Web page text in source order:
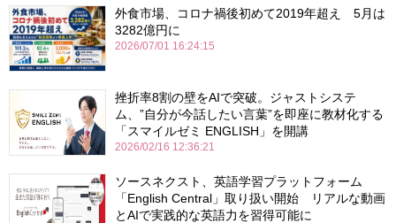
外食市場、コロナ禍後初めて2019年超え 5月は
3282億円に
2026/07/01 16:24:15
挫折率8割の壁をAIで突破。ジャストシステ
ム、”自分が今話したい言葉”を即座に教材化する
「スマイルゼミ ENGLISH」を開講
2026/02/16 12:36:21
ソースネクスト、英語学習プラットフォーム
「English Central」取り扱い開始 リアルな動画
とAIで実践的な英語力を習得可能に